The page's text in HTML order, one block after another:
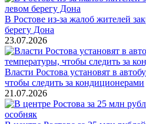
В Ростове из-за жалоб жителей
берегу Дона
23.07.2026
Власти Ростова установят в
чтобы следить за кондиционерами
21.07.2026